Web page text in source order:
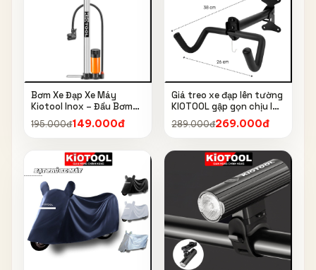
Bơm Xe Đạp Xe Máy
Kiotool Inox – Đầu Bơm
Thông Minh, Kèm Bơm
Bóng, Đồng Hồ 160 PSI
195.000đ149.000đ
Giá treo xe đạp lên tường
KIOTOOL gập gọn chịu lực
cao kèm móc treo mũ bảo
hiểm
289.000đ269.000đ